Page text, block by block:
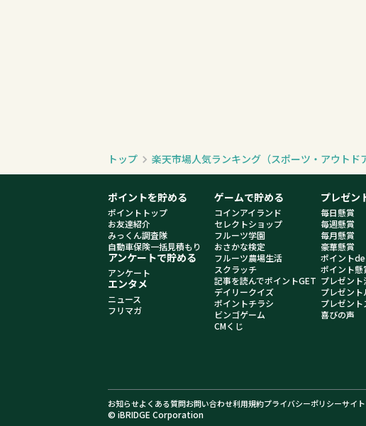
トップ 楽天市場人気ランキング（スポーツ・アウトド
ポイントを貯める
ポイントトップ
お友達紹介
みっくん調査隊
自動車保険一括見積もり
アンケートで貯める
アンケート
エンタメ
ニュース
フリマガ
ゲームで貯める
コインアイランド
セレクトショップ
フルーツ学園
おさかな検定
フルーツ農場生活
スクラッチ
記事を読んでポイントGET
デイリークイズ
ポイントチラシ
ビンゴゲーム
CMくじ
プレゼン
毎日懸賞
毎週懸賞
毎月懸賞
豪華懸賞
ポイント
ポイント懸
プレゼン
プレゼント
プレゼント
喜びの声
お知らせよくある質問お問い合わせ利用規約プライバシーポリシーサイ
© iBRIDGE Corporation